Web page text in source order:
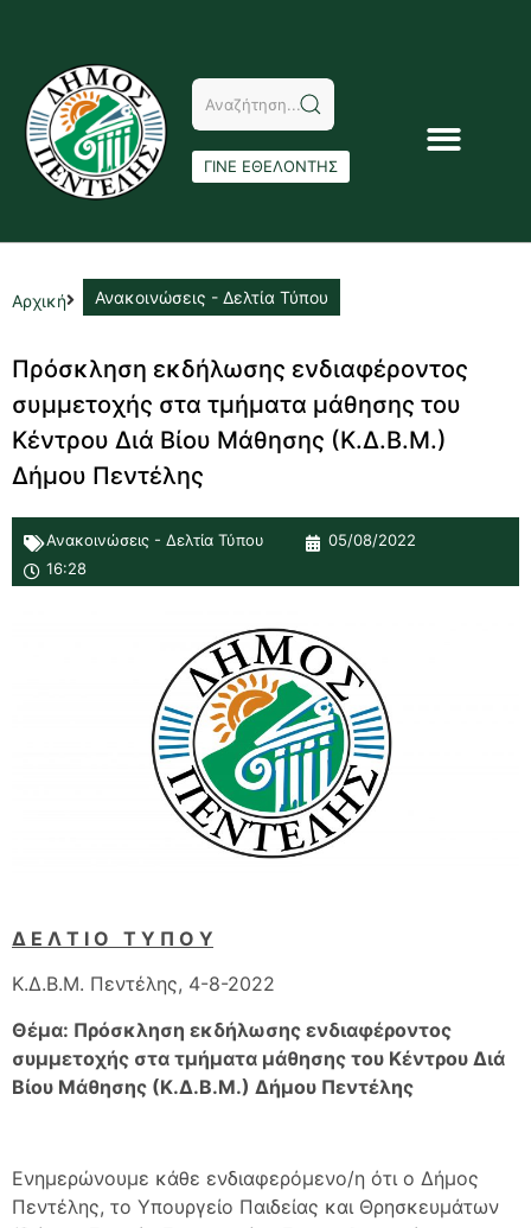
ΓΙΝΕ ΕΘΕΛΟΝΤΗΣ
Αρχική Ανακοινώσεις - Δελτία Τύπου
Πρόσκληση εκδήλωσης ενδιαφέροντος
συμμετοχής στα τμήματα μάθησης του
Κέντρου Διά Βίου Μάθησης (Κ.Δ.Β.Μ.)
Δήμου Πεντέλης
Ανακοινώσεις - Δελτία Τύπου
05/08/2022
16:28
Δ Ε Λ Τ Ι Ο Τ Υ Π Ο Υ
Κ.Δ.Β.Μ. Πεντέλης, 4-8-2022
Θέμα: Πρόσκληση εκδήλωσης ενδιαφέροντος
συμμετοχής στα τμήματα μάθησης του Κέντρου Διά
Βίου Μάθησης (Κ.Δ.Β.Μ.) Δήμου Πεντέλης
Ενημερώνουμε κάθε ενδιαφερόμενο/η ότι ο Δήμος
Πεντέλης, το Υπουργείο Παιδείας και Θρησκευμάτων